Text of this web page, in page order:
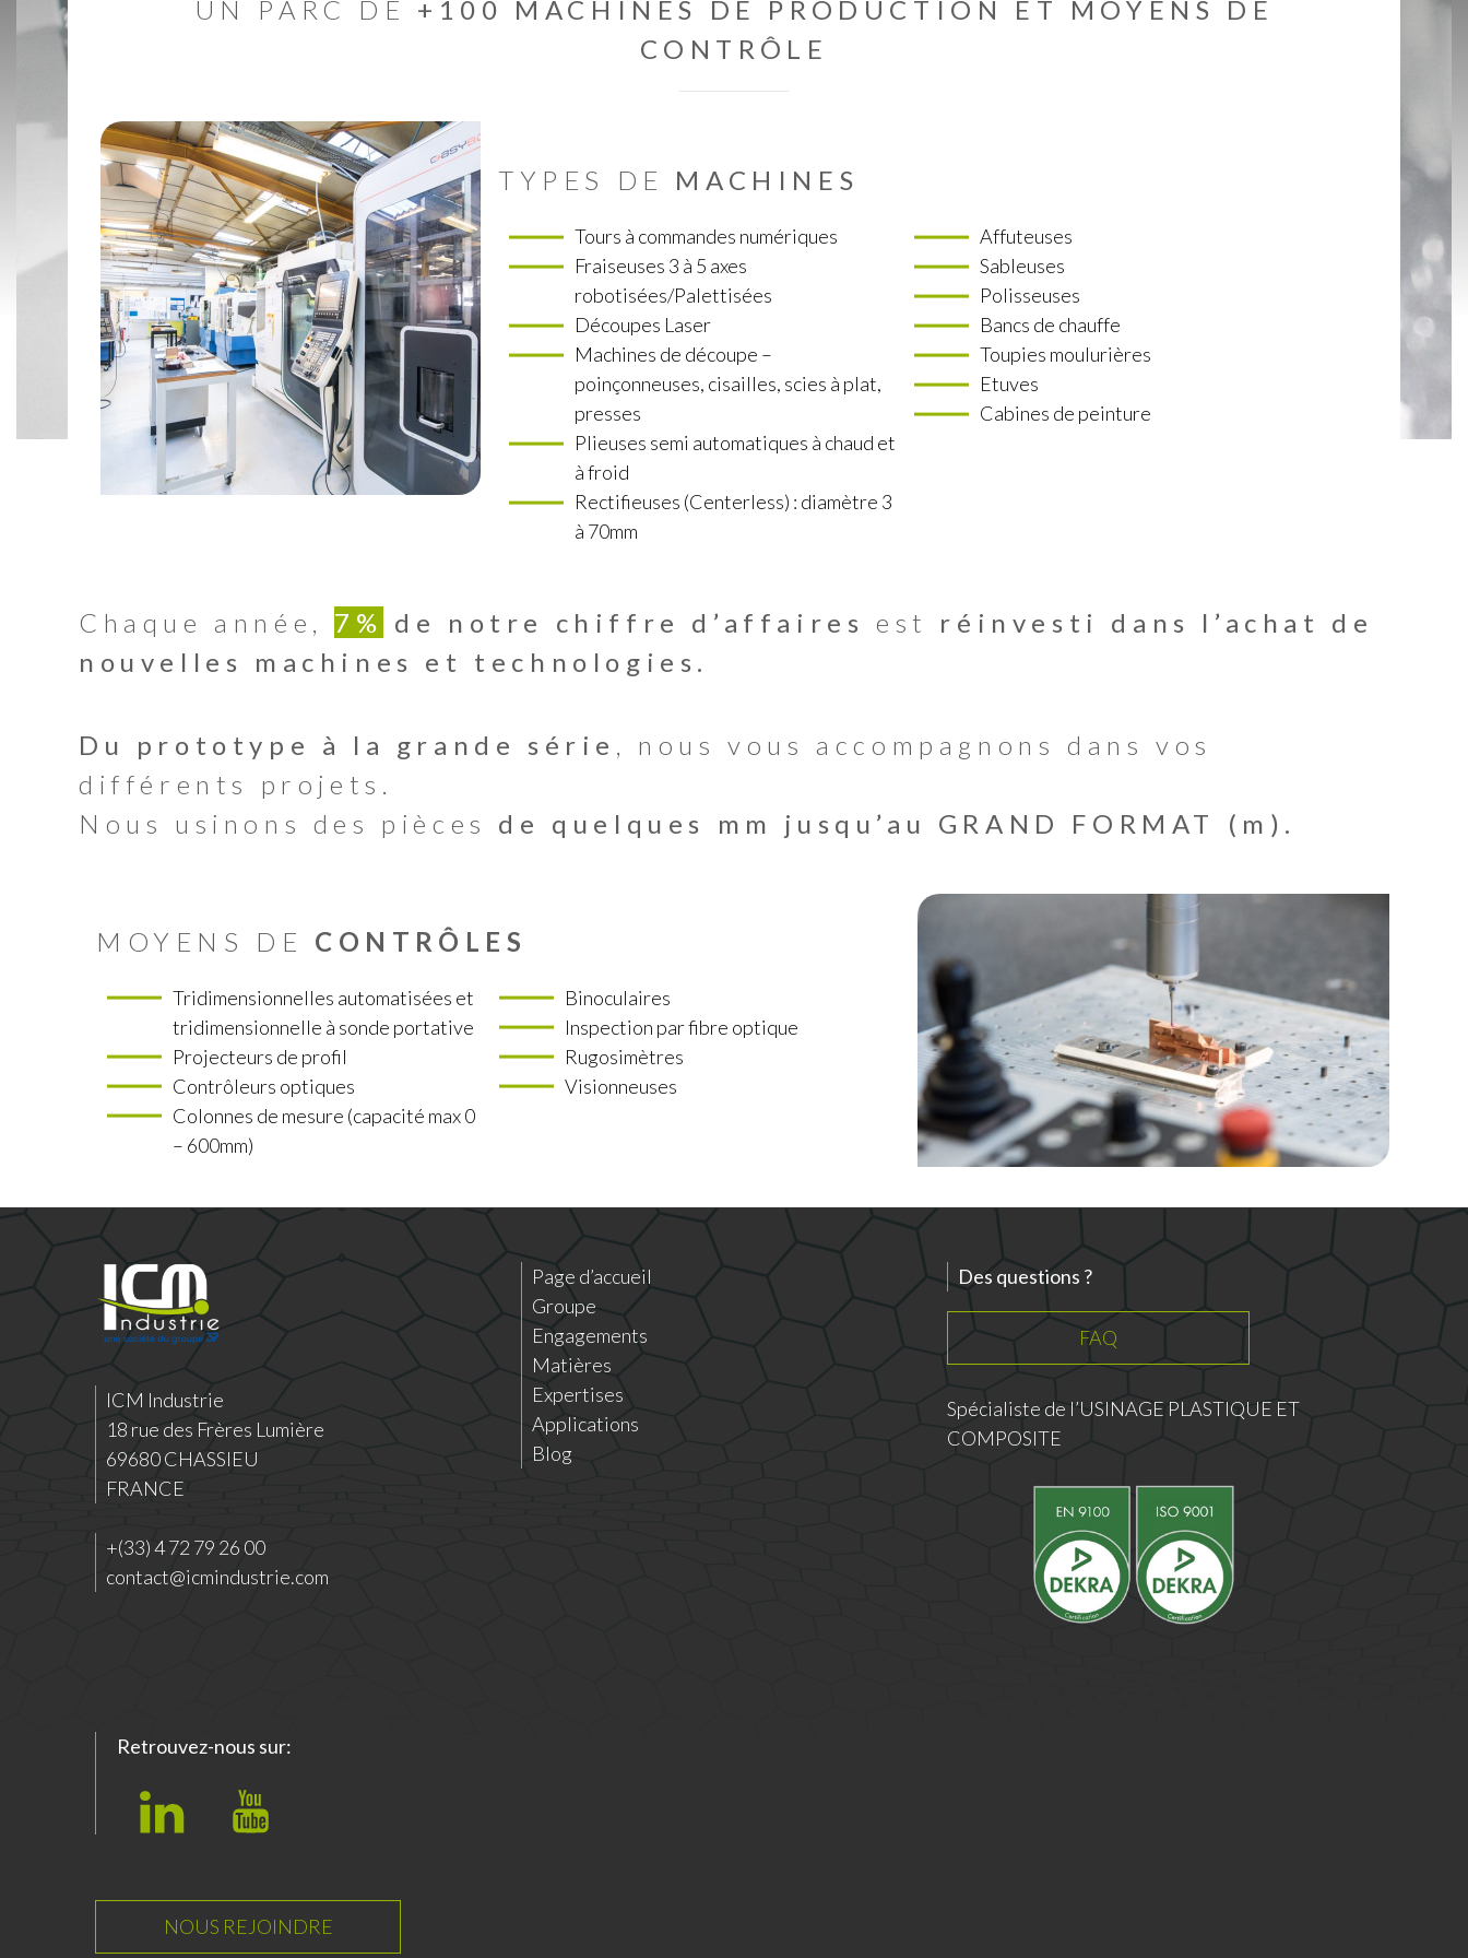
UN PARC DE +100 MACHINES DE PRODUCTION ET MOYENS DE
CONTRÔLE
TYPES DE MACHINES
Tours à commandes numériques
Fraiseuses 3 à 5 axes
robotisées/Palettisées
Découpes Laser
Machines de découpe –
poinçonneuses, cisailles, scies à plat,
presses
Plieuses semi automatiques à chaud et
à froid
Rectifieuses (Centerless) : diamètre 3
à 70mm
Affuteuses
Sableuses
Polisseuses
Bancs de chauffe
Toupies moulurières
Etuves
Cabines de peinture
Chaque année, 7% de notre chiffre d’affairesest réinvesti dans l’achat de
nouvelles machines et technologies.
Du prototype à la grande série , nous vous accompagnons dans vos
différents projets.
Nous usinons des pièces de quelques mm jusqu’au GRAND FORMAT (m).
MOYENS DE CONTRÔLES
Tridimensionnelles automatisées et
tridimensionnelle à sonde portative
Projecteurs de profil
Contrôleurs optiques
Colonnes de mesure (capacité max 0
– 600mm)
Binoculaires
Inspection par fibre optique
Rugosimètres
Visionneuses
ICM Industrie
18 rue des Frères Lumière
69680 CHASSIEU
FRANCE
+(33) 4 72 79 26 00
contact@icmindustrie.com
Page d’accueil
Groupe
Engagements
Matières
Expertises
Applications
Blog
Des questions ?
FAQ
Spécialiste de l’USINAGE PLASTIQUE ET
COMPOSITE
Retrouvez-nous sur:
L
n
k
Y
u
T
NOUS REJOINDRE